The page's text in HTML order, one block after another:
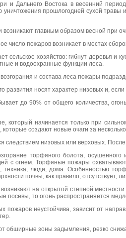
и Дальнего Востока в весенний
уничтожения прошлогодней сухой
возникают главным образом весной при
число пожаров возникает в местах
сельское хозяйство: гибнут деревья
и водоохранные функции леса.
возгорания и состава леса пожары
развития носят характер низовых и,
до 90% от общего количества,
который начинается только при
создают новые очаги за
низовых или верховых. После
торфяного болота, осушенного
с огнем. Торфяные пожары
техника, люди, дома. Особенностью
почвы, как правило, отсутствует,
на открытой степной
посевы, то огонь распространяется
пожаров неустойчива, зависит от
обширные зоны задымления, резко